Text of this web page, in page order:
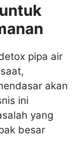
pipa air
akan
ini
yang
besar